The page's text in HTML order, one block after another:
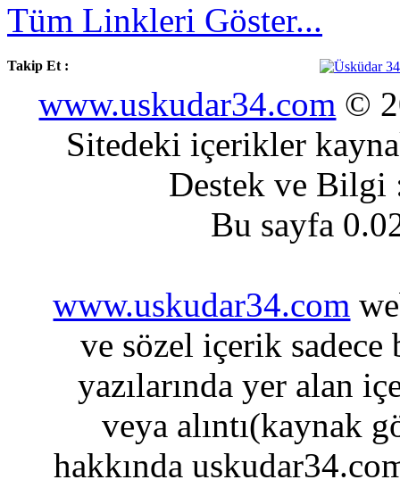
Tüm Linkleri Göster...
Takip Et :
www.uskudar34.com ©
Sitedeki içerikler
Destek ve
Bu sayfa
www.uskudar34.com
ve sözel içerik sadece
yazılarında yer alan
veya alıntı(kaynak
hakkında